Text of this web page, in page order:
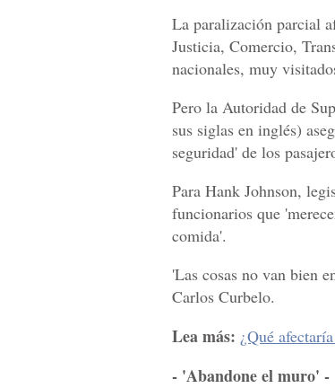
La paralización parcial
Justicia, Comercio,
nacionales, muy
Pero la Autoridad de
sus siglas en inglés)
seguridad' de los
Para Hank Johnson,
funcionarios que
comida'.
'Las cosas no van bien
Carlos Curbelo.
Lea más: ¿Qué
- 'Abandone el muro' -